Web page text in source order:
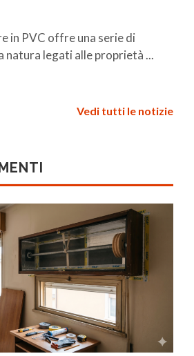
in PVC offre una serie di
natura legati alle proprietà ...
Vedi tutti le notizie